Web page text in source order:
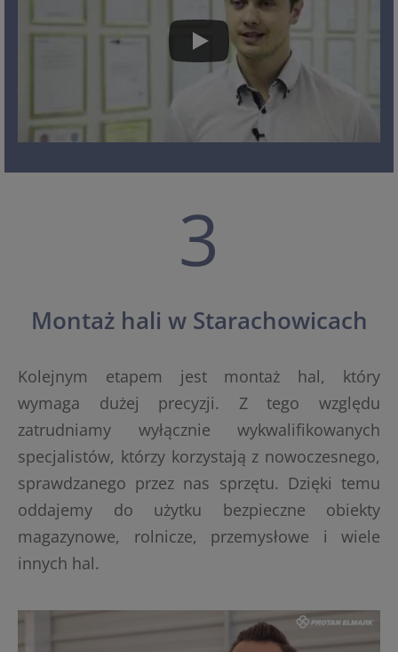
3
Montaż hali w Starachowicach
Kolejnym etapem jest montaż hal, który
wymaga dużej precyzji. Z tego względu
zatrudniamy wyłącznie wykwalifikowanych
specjalistów, którzy korzystają z nowoczesnego,
sprawdzanego przez nas sprzętu. Dzięki temu
oddajemy do użytku bezpieczne obiekty
magazynowe, rolnicze, przemysłowe i wiele
innych hal.